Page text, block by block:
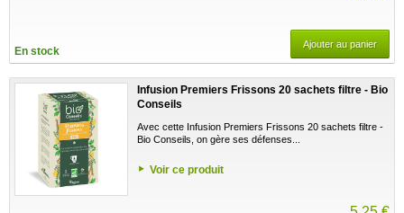
En stock
Ajouter au panier
Infusion Premiers Frissons 20 sachets filtre - Bio
Conseils
Avec cette Infusion Premiers Frissons 20 sachets filtre -
Bio Conseils, on gère ses défenses...
Voir ce produit